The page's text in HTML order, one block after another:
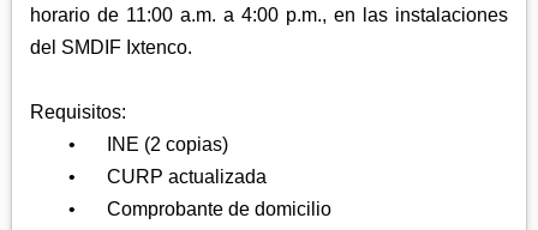
horario de 11:00 a.m. a 4:00 p.m., en las instalaciones
del SMDIF Ixtenco.
Requisitos:
•
INE (2 copias)
•
CURP actualizada
•
Comprobante de domicilio